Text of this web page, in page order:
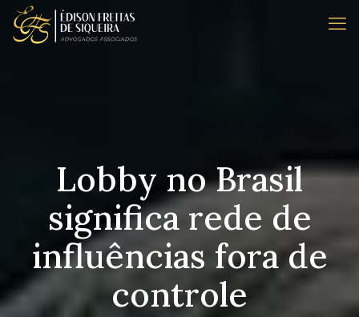
Lobby no Brasil
significa rede de
influências fora de
controle